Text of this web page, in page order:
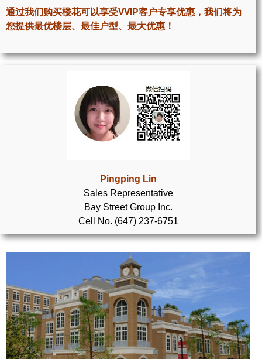
密西沙加楼花项目
奥克维尔社区介绍
奥克维尔楼花项目
旺市楼花项目
实用链接
大多伦多教育网站
大多伦多医疗机构
加拿大银行贷款机构
通过我们购买楼花可以享受VVIP客户专享优惠，我们将为
您提供最优楼层、最佳户型、最大优惠！
Pingping Lin
Sales Representative
Bay Street Group Inc.
Cell No. (647) 237-6751